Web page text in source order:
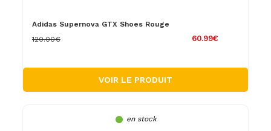
Adidas Supernova GTX Shoes Rouge
60.99€
120.00€
VOIR LE PRODUIT
en stock